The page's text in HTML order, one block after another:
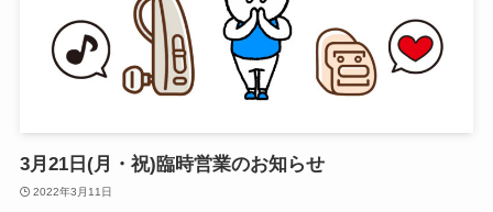
3月21日(月・祝)臨時営業のお知らせ
2022年3月11日